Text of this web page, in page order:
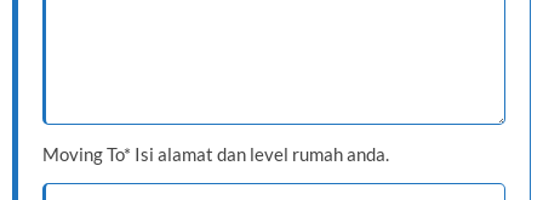
Moving To* Isi alamat dan level rumah anda.